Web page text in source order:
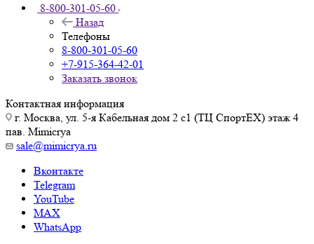
8-800-301-05-60
Назад
Телефоны
8-800-301-05-60
+7-915-364-42-01
Заказать звонок
Контактная информация
г. Москва, ул. 5-я Кабельная дом 2 с1 (ТЦ СпортEX) этаж 4
пав. Mimicrya
sale@mimicrya.ru
Вконтакте
Telegram
YouTube
MAX
WhatsApp